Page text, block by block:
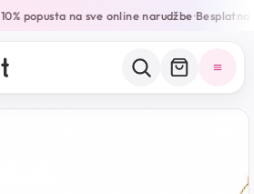
10% popusta na sve online narudžbe•Besplatna